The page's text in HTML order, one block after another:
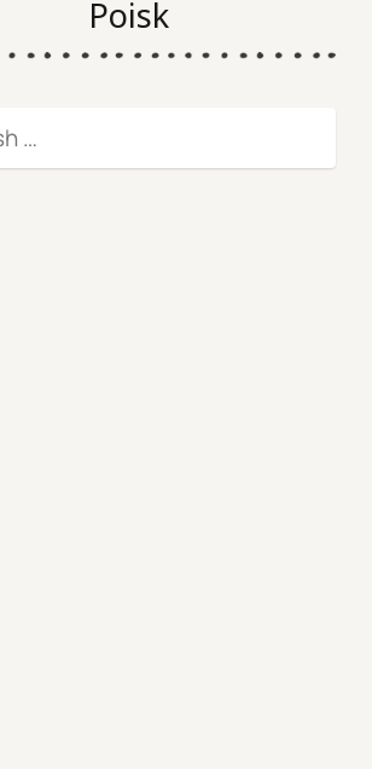
Poisk